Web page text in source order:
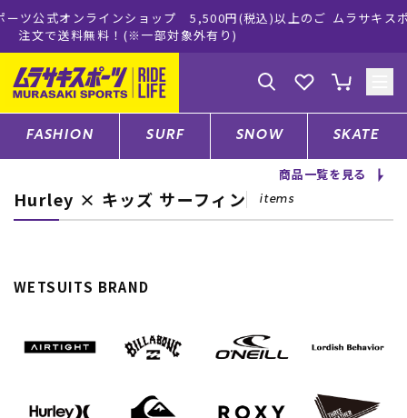
5,500円(税込)以上のご
外有り)
ムラサキスポーツ公式オンラインショッ
ゲスト様
ログイン 会員登録
店舗一覧
ファッションTOP
FASHION SURF SNOW SKATE
商品一覧を見る
Hurley × キッズ サーフィン items
WETSUITS BRAND